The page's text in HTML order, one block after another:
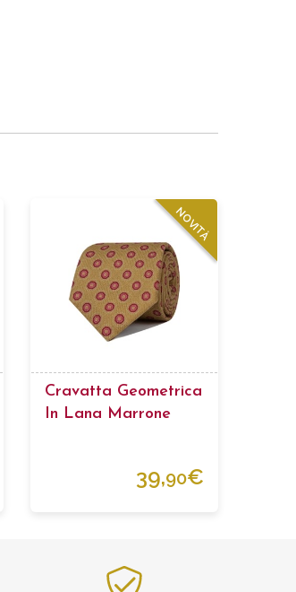
NOVITÀ
Cravatta Geometrica
In Lana Marrone
39,90€